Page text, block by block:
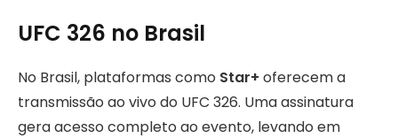
UFC 326 no Brasil
No Brasil, plataformas como Star+ oferecem a
transmissão ao vivo do UFC 326. Uma assinatura
gera acesso completo ao evento, levando em